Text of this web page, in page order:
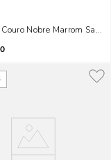
Nobre Marrom Salto